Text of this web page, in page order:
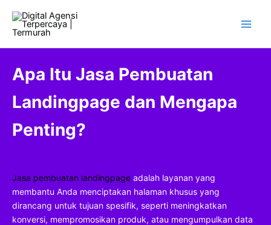
content
Apa Itu Jasa Pembuatan
Landingpage dan Mengapa
Penting?
Jasa pembuatan landingpage adalah layanan yang
membantu Anda menciptakan halaman khusus yang
dirancang untuk tujuan spesifik, seperti meningkatkan
konversi, mempromosikan produk, atau mengumpulkan data